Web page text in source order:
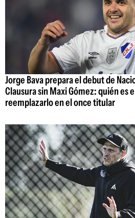
Jorge Bava prepara el debut de
Clausura sin Maxi Gómez: quién es
reemplazarlo en el once titular